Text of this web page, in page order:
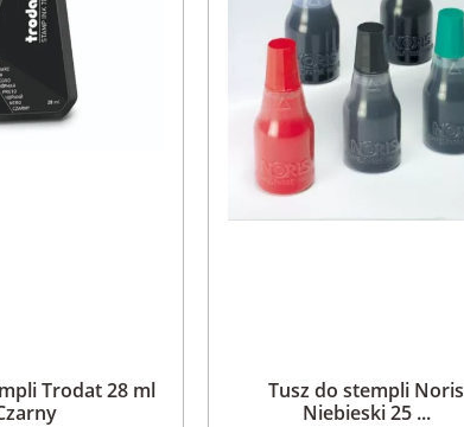
Trodat 28 ml
Tusz do stempli Noris
Niebieski 25 ...